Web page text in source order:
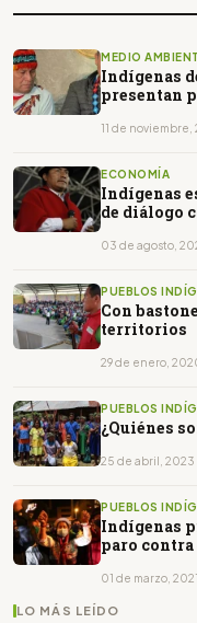
MEDIO
Indígenas
presentan
11 de noviembre,
ECONOMÍA
Indígenas
de diálogo
03 de agosto,
PUEBLOS
Con
territorios
29 de enero,
PUEBLOS
¿Quiénes
25 de abril, 2023
PUEBLOS
Indígenas
paro
01 de marzo, 2021
LO MÁS LEÍDO